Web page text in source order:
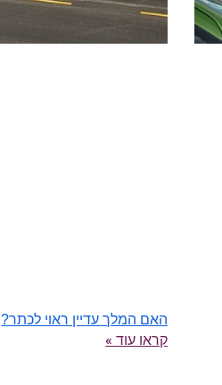
האם המלך עדיין ראוי לכתר?
קראו עוד »